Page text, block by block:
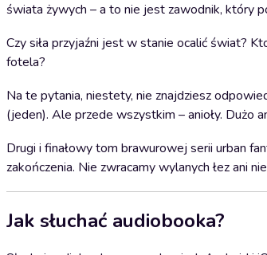
świata żywych – a to nie jest zawodnik, który
Czy siła przyjaźni jest w stanie ocalić świat?
fotela?
Na te pytania, niestety, nie znajdziesz
(jeden). Ale przede wszystkim – anioły. Dużo
Drugi i finałowy tom brawurowej serii urban
zakończenia. Nie zwracamy wylanych łez ani
Jak słuchać audiobooka?